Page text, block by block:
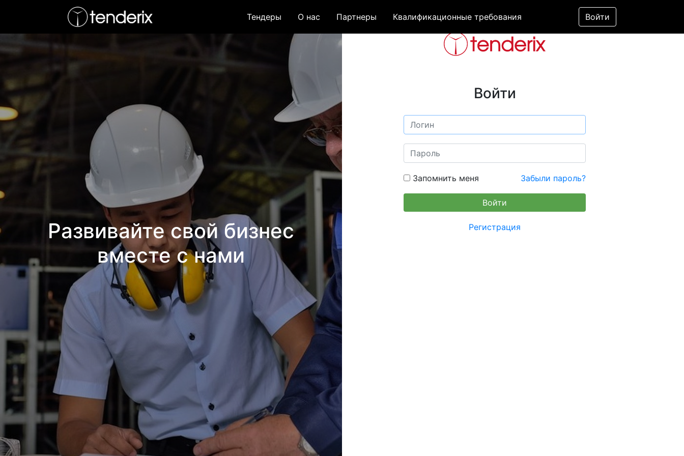
Тендеры О нас Партнеры Квалификационные требования Войти
Войти
Запомнить меня Забыли пароль?
Регистрация
Развивайте свой бизнес
вместе с нами